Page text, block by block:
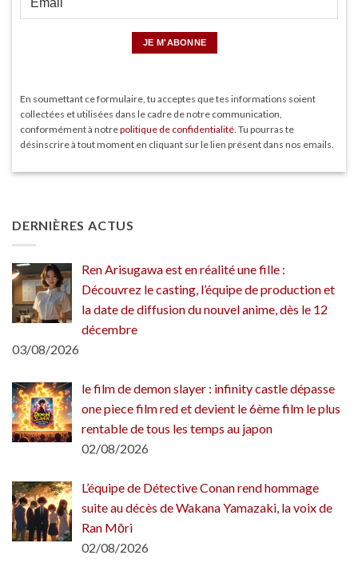
En soumettant ce formulaire, tu acceptes que tes informations soient
collectées et utilisées dans le cadre de notre communication,
conformément à notrepolitique de confidentialité . Tu pourras te
désinscrire à tout moment en cliquant sur le lien présent dans nos emails.
DERNIÈRES ACTUS
Ren Arisugawa est en réalité une fille :
Découvrez le casting, l’équipe de production et
la date de diffusion du nouvel anime, dès le 12
décembre
03/08/2026
le film de demon slayer : infinity castle dépasse
one piece film red et devient le 6ème film le plus
rentable de tous les temps au japon
02/08/2026
L’équipe de Détective Conan rend hommage
suite au décès de Wakana Yamazaki, la voix de
Ran Mōri
02/08/2026